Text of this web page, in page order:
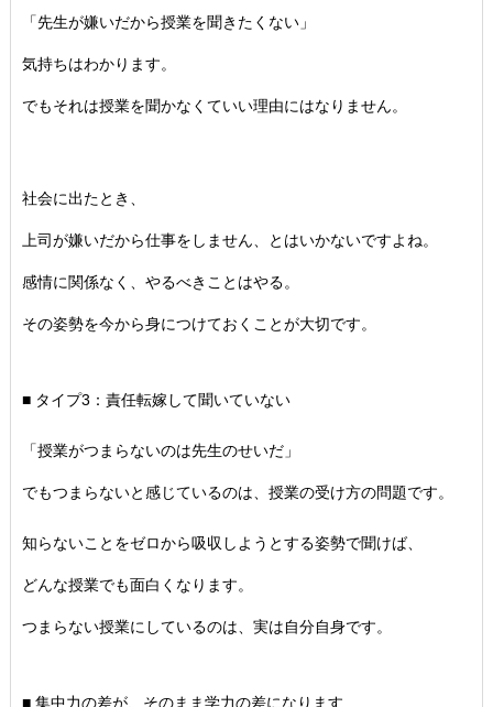
「先生が嫌いだから授業を聞きたくない」
気持ちはわかります。
でもそれは授業を聞かなくていい理由にはなりません。
社会に出たとき、
上司が嫌いだから仕事をしません、 とはいかないですよね。
感情に関係なく、やるべきことはやる。
その姿勢を今から身につけておくことが大切です。
■ タイプ3：責任転嫁して聞いていない
「授業がつまらないのは先生のせいだ」
でもつまらないと感じているのは、授業の受け方の問題です。
知らないことをゼロから吸収しようとする姿勢で聞けば、
どんな授業でも面白くなります。
つまらない授業にしているのは、 実は自分自身です。
■ 集中力の差が、そのまま学力の差になります